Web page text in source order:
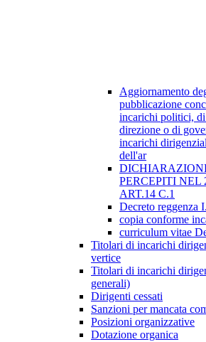
Aggiornamento
pubblicazione
incarichi politici,
direzione o di
incarichi
dell'ar
PERCEPITI NEL
ART.14 C.1
Decreto reggenza
copia conforme
curriculum vitae
Titolari di incarichi
vertice
Titolari di incarichi
generali)
Dirigenti cessati
Sanzioni per mancata
Posizioni organizzative
Dotazione organica